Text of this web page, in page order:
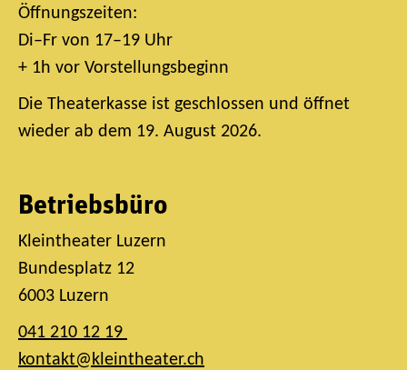
Öffnungszeiten:
Di–Fr von 17–19 Uhr
+ 1h vor Vorstellungsbeginn
Die Theaterkasse ist geschlossen und öffnet
wieder ab dem 19. August 2026.
Betriebsbüro
Kleintheater Luzern
Bundesplatz 12
6003 Luzern
041 210 12 19
kontakt@kleintheater.ch